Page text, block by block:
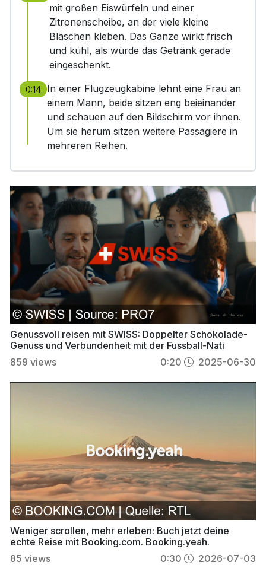
mit großen Eiswürfeln und einer
Zitronenscheibe, an der viele kleine
Bläschen kleben. Das Ganze wirkt frisch
und kühl, als würde das Getränk gerade
eingeschenkt.
0:14 In einer Flugzeugkabine lehnt eine Frau an
einem Mann, beide sitzen eng beieinander
und schauen auf den Bildschirm vor ihnen.
Um sie herum sitzen weitere Passagiere in
mehreren Reihen.
Genussvoll reisen mit SWISS: Doppelter Schokolade-
Genuss und Verbundenheit mit der Fussball-Nati
859 views 0:20 2025-06-30
Weniger scrollen, mehr erleben: Buch jetzt deine
echte Reise mit Booking.com. Booking.yeah.
85 views 0:30 2026-07-03